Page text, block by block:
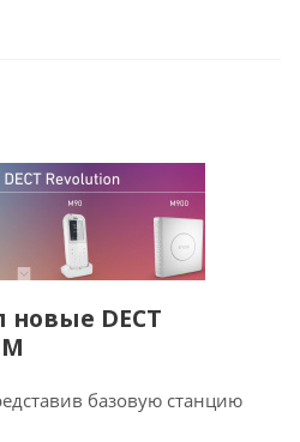
новые DECT
базовую станцию